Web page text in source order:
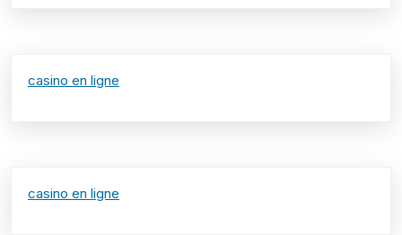
casino en ligne
casino en ligne